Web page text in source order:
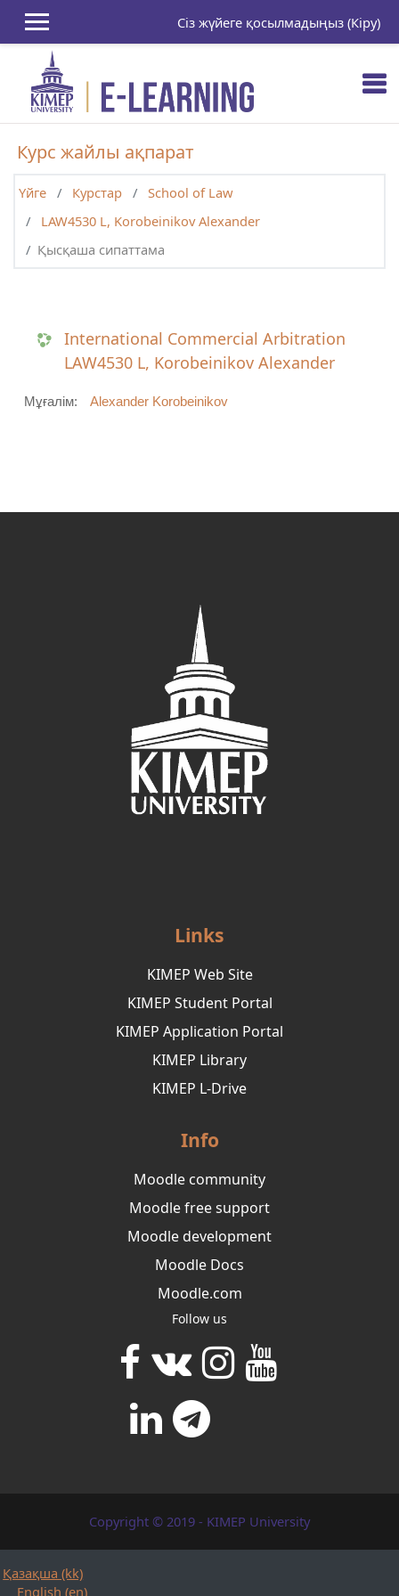
Сіз жүйеге қосылмадыңыз (Кіру)
Курс жайлы ақпарат
Үйге Курстар
School of Law
LAW4530 L, Korobeinikov Alexander
Қысқаша сипаттама
International Commercial Arbitration
LAW4530 L, Korobeinikov Alexander
Мұғалім: Alexander Korobeinikov
Links
KIMEP Web Site
KIMEP Student Portal
KIMEP Application Portal
KIMEP Library
KIMEP L-Drive
Info
Moodle community
Moodle free support
Moodle development
Moodle Docs
Moodle.com
Follow us
Copyright © 2019 - KIMEP University
Қазақша ‎(kk)‎
English ‎(en)‎